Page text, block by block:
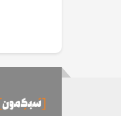
فروشگاه